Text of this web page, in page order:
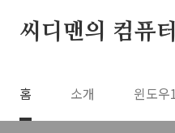
씨디맨의 컴퓨
홈 소개 윈도